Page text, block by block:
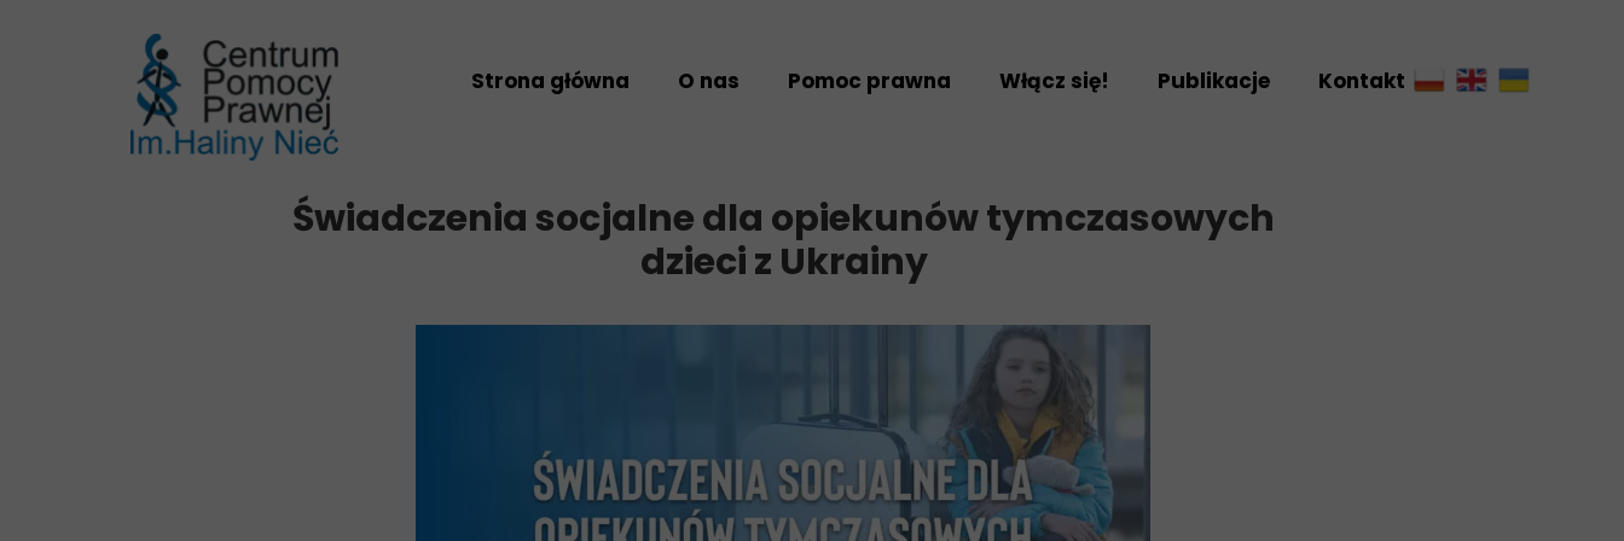
Świadczenia socjalne dla opiekunów tymczasowych
dzieci z Ukrainy
Strona główna
O nas
Projekty
Standardy działania
Pomoc prawna
Feedback i skargi
Włącz się!
Publikacje Kontakt